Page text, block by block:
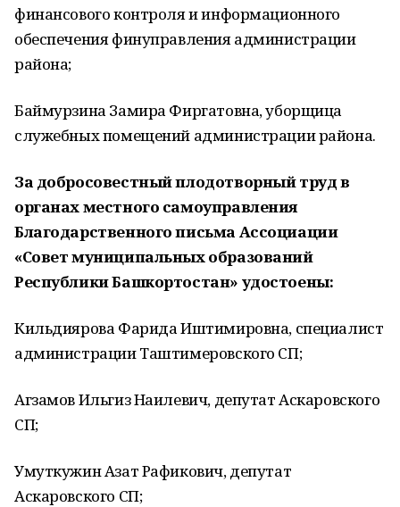
финансового контроля и информационного
обеспечения финуправления администрации
района;
Баймурзина Замира Фиргатовна, уборщица
служебных помещений администрации района.
За добросовестный плодотворный труд в
органах местного самоуправления
Благодарственного письма Ассоциации
«Совет муниципальных образований
Республики Башкортостан» удостоены:
Кильдиярова Фарида Иштимировна, специалист
администрации Таштимеровского СП;
Агзамов Ильгиз Наилевич, депутат Аскаровского
СП;
Умуткужин Азат Рафикович, депутат
Аскаровского СП;